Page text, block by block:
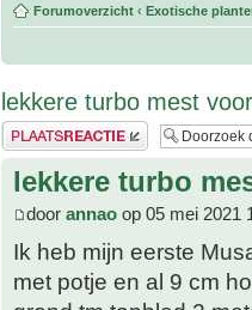
Forumoverzicht ‹ Exotische
lekkere turbo mest
Plaats een reactie
lekkere turbo
door annao op 05 mei 2021
Ik heb mijn eerste
met potje en al 9 cm